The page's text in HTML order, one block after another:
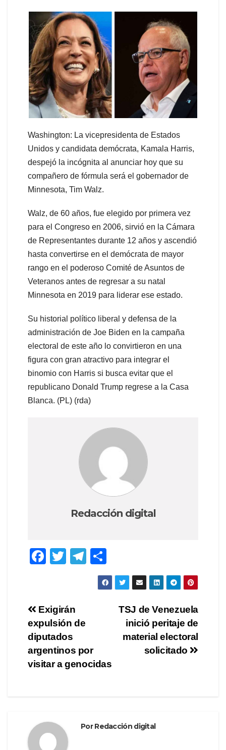
Washington: La vicepresidenta de Estados
Unidos y candidata demócrata, Kamala Harris,
despejó la incógnita al anunciar hoy que su
compañero de fórmula será el gobernador de
Minnesota, Tim Walz.
Walz, de 60 años, fue elegido por primera vez
para el Congreso en 2006, sirvió en la Cámara
de Representantes durante 12 años y ascendió
hasta convertirse en el demócrata de mayor
rango en el poderoso Comité de Asuntos de
Veteranos antes de regresar a su natal
Minnesota en 2019 para liderar ese estado.
Su historial político liberal y defensa de la
administración de Joe Biden en la campaña
electoral de este año lo convirtieron en una
figura con gran atractivo para integrar el
binomio con Harris si busca evitar que el
republicano Donald Trump regrese a la Casa
Blanca. (PL) (rda)
Redacción digital
F
e
b
o
o
k
T
er
T
el o
m
Navegación
de
entradas
TSJ de Venezuela
inició peritaje de
material electoral
solicitado
Exigirán
expulsión de
diputados
argentinos por
visitar a genocidas
PorRedacción digital